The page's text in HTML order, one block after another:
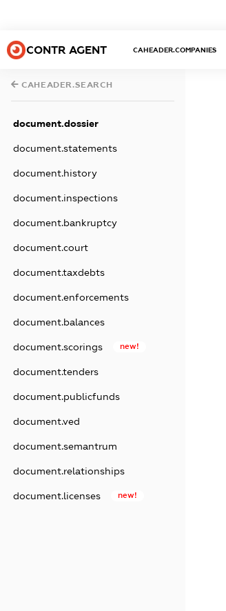
CONTR AGENT CAHEADER.COMPANIES
CAHEADER.SEARCH
document.dossier
document.statements
document.history
document.inspections
document.bankruptcy
document.court
document.taxdebts
document.enforcements
document.balances
document.scorings new!
document.tenders
document.publicfunds
document.ved
document.semantrum
document.relationships
document.licenses new!